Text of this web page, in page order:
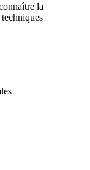
la